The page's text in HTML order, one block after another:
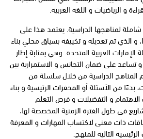
و الرياضيات و اللغة العربية.
لمناهجها الدراسية. يعتمد هذا على
و الذي تم تعديله و تكييفه بسياق محلي بناء
العربية المتحدة. وهي بمثابة إطار
و تساعد على ضمان التجانس و الاستمرارية بين
المناهج الدراسية من خلال سلسلة من
بدءًا من الأسئلة أو المحفزات الرئيسية و بناء
و التفضيلات و فرص التعلم
في طول الفترة الزمنية المخصصة لها،
ذات معنى لاكتساب المهارات و المعرفة
التالية للمنهج.